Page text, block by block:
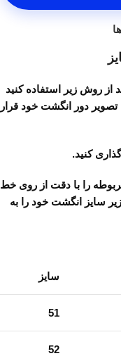
از روش زیر استفاده کنید
تصویر دور انگشت خود قرار
کنید.
را با دقت از روی خط
سایز انگشت خود را به
سایز
51
52